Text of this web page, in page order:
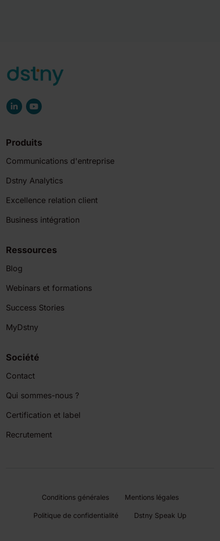
Produits
Communications d'entreprise
Dstny Analytics
Excellence relation client
Business intégration
Ressources
Blog
Webinars et formations
Success Stories
MyDstny
Société
Contact
Qui sommes-nous ?
Certification et label
Recrutement
Conditions générales Mentions légales
Politique de confidentialité Dstny Speak Up